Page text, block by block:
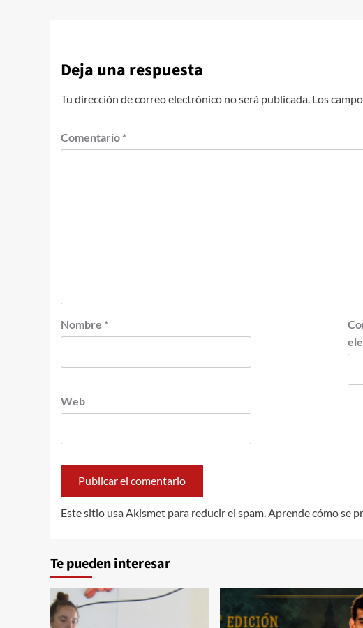
Deja una respuesta
Tu dirección de correo electrónico no será publicada. Los
Comentario *
Nombre *
Web
Este sitio usa Akismet para reducir el spam. Aprende cómo se
Te pueden interesar